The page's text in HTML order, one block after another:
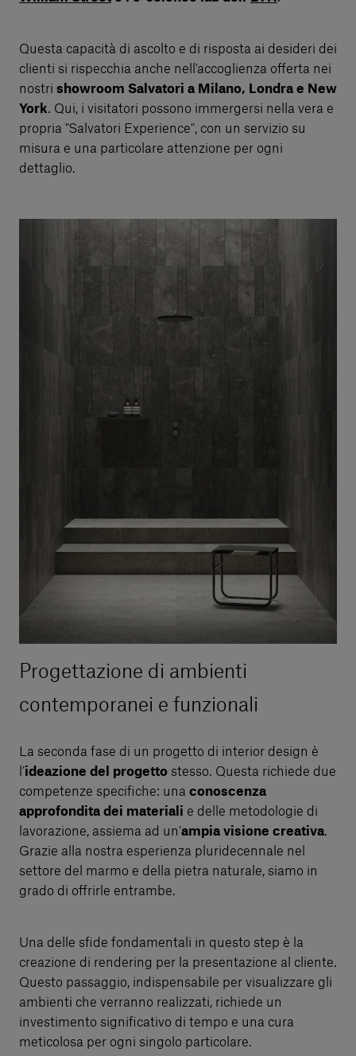
Questa capacità di ascolto e di risposta ai desideri dei
clienti si rispecchia anche nell'accoglienza offerta nei
nostri showroom Salvatori a Milano, Londra e New
York. Qui, i visitatori possono immergersi nella vera e
propria "Salvatori Experience", con un servizio su
misura e una particolare attenzione per ogni
dettaglio.
Progettazione di ambienti
contemporanei e funzionali
La seconda fase di un progetto di interior design è
l’ideazione del progetto stesso. Questa richiede due
competenze specifiche: una conoscenza
approfondita dei materiali e delle metodologie di
lavorazione, assiema ad un’ampia visione creativa.
Grazie alla nostra esperienza pluridecennale nel
settore del marmo e della pietra naturale, siamo in
grado di offrirle entrambe.
Una delle sfide fondamentali in questo step è la
creazione di rendering per la presentazione al cliente.
Questo passaggio, indispensabile per visualizzare gli
ambienti che verranno realizzati, richiede un
investimento significativo di tempo e una cura
meticolosa per ogni singolo particolare.